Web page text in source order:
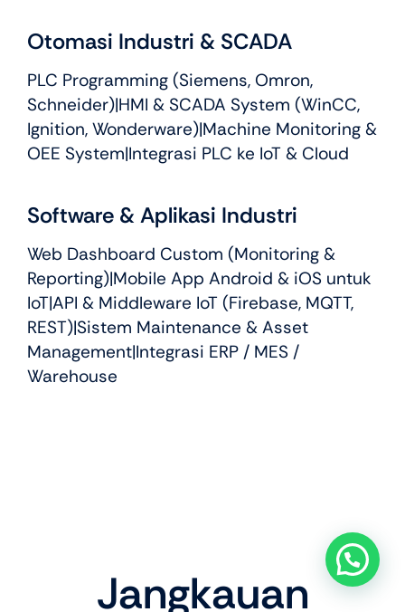
Otomasi Industri & SCADA
PLC Programming (Siemens, Omron,
Schneider)|HMI & SCADA System (WinCC,
Ignition, Wonderware)|Machine Monitoring &
OEE System|Integrasi PLC ke IoT & Cloud
Software & Aplikasi Industri
Web Dashboard Custom (Monitoring &
Reporting)|Mobile App Android & iOS untuk
IoT|API & Middleware IoT (Firebase, MQTT,
REST)|Sistem Maintenance & Asset
Management|Integrasi ERP / MES /
Warehouse
Jangkauan